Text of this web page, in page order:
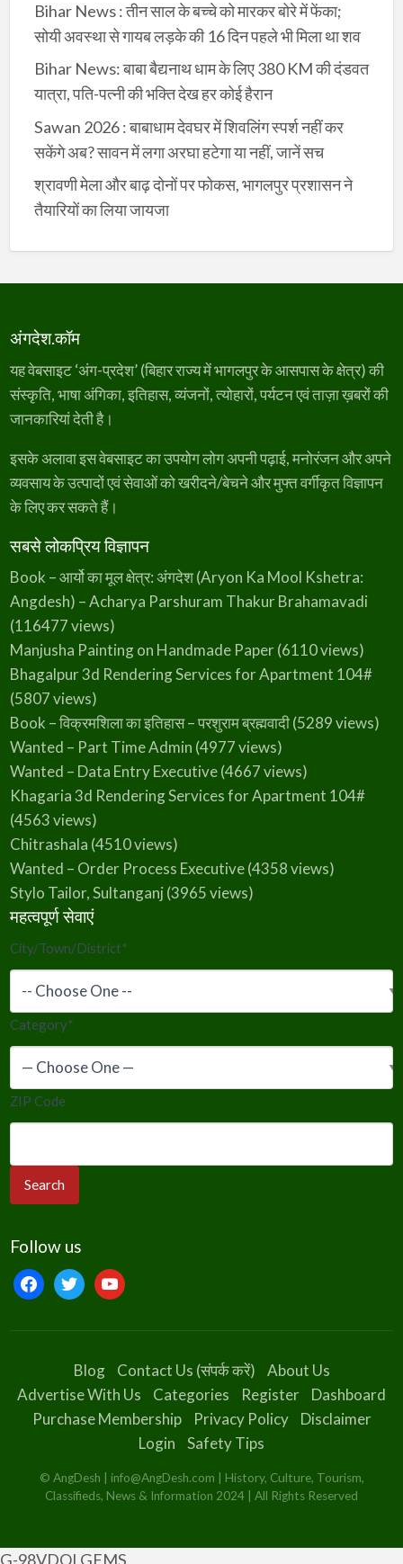
Bihar News : तीन साल के बच्चे को मारकर बोरे में फेंका;
सोयी अवस्था से गायब लड़के की 16 दिन पहले भी मिला था शव
Bihar News: बाबा बैद्यनाथ धाम के लिए 380 KM की दंडवत
यात्रा, पति-पत्नी की भक्ति देख हर कोई हैरान
Sawan 2026 : बाबाधाम देवघर में शिवलिंग स्पर्श नहीं कर
सकेंगे अब? सावन में लगा अरघा हटेगा या नहीं, जानें सच
श्रावणी मेला और बाढ़ दोनों पर फोकस, भागलपुर प्रशासन ने
तैयारियों का लिया जायजा
अंगदेश.कॉम
यह वेबसाइट ‘अंग-प्रदेश’ (बिहार राज्य में भागलपुर के आसपास के क्षेत्र) की
संस्कृति, भाषा अंगिका, इतिहास, व्यंजनों, त्योहारों, पर्यटन एवं ताज़ा ख़बरों की
जानकारियां देती है।
इसके अलावा इस वेबसाइट का उपयोग लोग अपनी पढ़ाई, मनोरंजन और अपने
व्यवसाय के उत्पादों एवं सेवाओं को खरीदने/बेचने और मुफ्त वर्गीकृत विज्ञापन
के लिए कर सकते हैं।
सबसे लोकप्रिय विज्ञापन
Book – आर्यो का मूल क्षेत्र: अंगदेश (Aryon Ka Mool Kshetra:
Angdesh) – Acharya Parshuram Thakur Brahamavadi
(116477 views)
Manjusha Painting on Handmade Paper(6110 views)
Bhagalpur 3d Rendering Services for Apartment 104#
(5807 views)
Book – विक्रमशिला का इतिहास – परशुराम ब्रह्मवादी(5289 views)
Wanted – Part Time Admin (4977 views)
Wanted – Data Entry Executive(4667 views)
Khagaria 3d Rendering Services for Apartment 104#
(4563 views)
Chitrashala (4510 views)
Wanted – Order Process Executive(4358 views)
Stylo Tailor, Sultanganj (3965 views)
महत्वपूर्ण सेवाएं
City/Town/District*
Category*
ZIP Code
Follow us
facebooktwitteryoutube
Blog Contact Us (संपर्क करें)
About Us
Advertise With Us
Categories Register
Dashboard
Purchase Membership
Privacy Policy
Disclaimer
Login
Safety Tips
© AngDesh | info@AngDesh.com | History, Culture, Tourism,
Classifieds, News & Information 2024 | All Rights Reserved
G-98VDQLGFMS